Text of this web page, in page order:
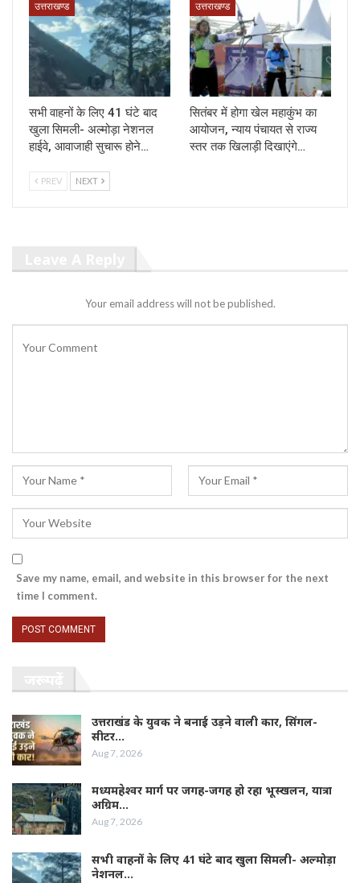
उत्तराखण्ड
सभी वाहनों के लिए 41 घंटे बाद
खुला सिमली- अल्मोड़ा नेशनल
हाईवे, आवाजाही सुचारू होने…
उत्तराखण्ड
सितंबर में होगा खेल महाकुंभ का
आयोजन, न्याय पंचायत से राज्य
स्तर तक खिलाड़ी दिखाएंगे…
PREV NEXT
Your email address will not be published.
Save my name, email, and website in this browser for the next
time I comment.
उत्तराखंड के युवक ने बनाई उड़ने वाली कार, सिंगल-
सीटर…
Aug 7, 2026
मध्यमहेश्वर मार्ग पर जगह-जगह हो रहा भूस्खलन, यात्रा
अग्रिम…
Aug 7, 2026
सभी वाहनों के लिए 41 घंटे बाद खुला सिमली- अल्मोड़ा
नेशनल…